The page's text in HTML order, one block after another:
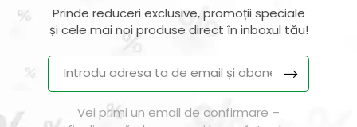
Prinde reduceri exclusive, promoții speciale
și cele mai noi produse direct în inboxul tău!
Vei primi un email de confirmare –